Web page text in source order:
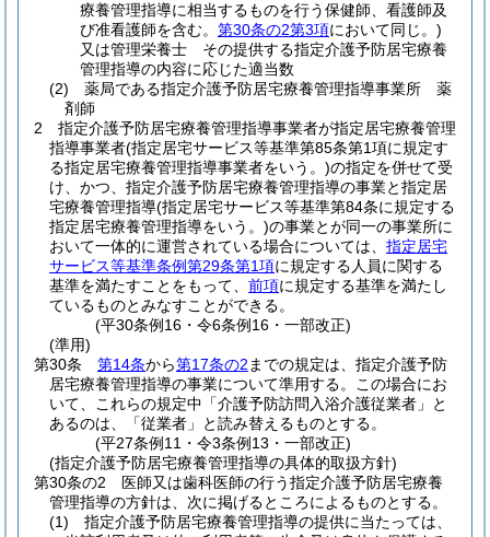
療養管理指導に相当するものを行う保健師、看護師及
び准看護師を含む。 第30条の2第3項において同じ。)
又は管理栄養士 その提供する指定介護予防居宅療養
管理指導の内容に応じた適当数
(2)
薬局である指定介護予防居宅療養管理指導事業所 薬
剤師
2
指定介護予防居宅療養管理指導事業者が指定居宅療養管理
指導事業者(指定居宅サービス等基準第85条第1項に規定す
る指定居宅療養管理指導事業者をいう。)の指定を併せて受
け、かつ、指定介護予防居宅療養管理指導の事業と指定居
宅療養管理指導(指定居宅サービス等基準第84条に規定する
指定居宅療養管理指導をいう。)の事業とが同一の事業所に
おいて一体的に運営されている場合については、 指定居宅
サービス等基準条例第29条第1項に規定する人員に関する
基準を満たすことをもって、 前項に規定する基準を満たし
ているものとみなすことができる。
(平30条例16・令6条例16・一部改正)
(準用)
第30条
第14条から第17条の2 までの規定は、指定介護予防
居宅療養管理指導の事業について準用する。
この場合にお
いて、これらの規定中「介護予防訪問入浴介護従業者」と
あるのは、「従業者」と読み替えるものとする。
(平27条例11・令3条例13・一部改正)
(指定介護予防居宅療養管理指導の具体的取扱方針)
第30条の2
医師又は歯科医師の行う指定介護予防居宅療養
管理指導の方針は、次に掲げるところによるものとする。
(1)
指定介護予防居宅療養管理指導の提供に当たっては、